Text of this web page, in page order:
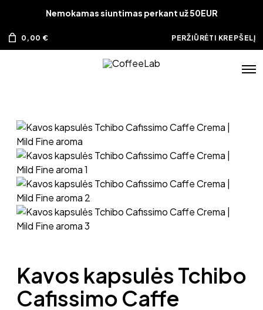
Nemokamas siuntimas perkant už 50EUR
0,00 € PERŽIŪRĖTI KREPŠELĮ
Kavos kapsulės Tchibo
Cafissimo Caffe